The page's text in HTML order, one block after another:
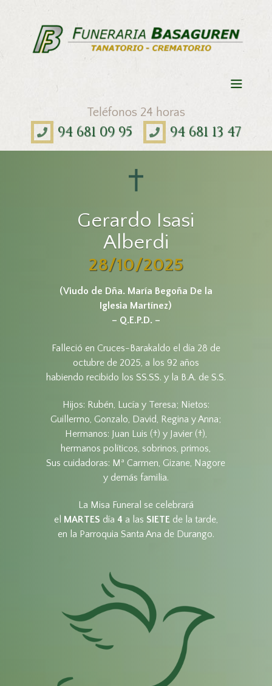
Teléfonos 24 horas
94 681 09 95 94 681 13 47
Gerardo Isasi
Alberdi
28/10/2025
(Viudo de Dña. María Begoña De la
Iglesia Martínez)
– Q.E.P.D. –
Falleció en Cruces-Barakaldo el día 28 de
octubre de 2025, a los 92 años
habiendo recibido los SS.SS. y la B.A. de S.S.
Hijos: Rubén, Lucía y Teresa; Nietos:
Guillermo, Gonzalo, David, Regina y Anna;
Hermanos: Juan Luis (†) y Javier (†),
hermanos políticos, sobrinos, primos,
Sus cuidadoras: Mª Carmen, Gizane, Nagore
y demás familia.
La Misa Funeral se celebrará
el MARTES día 4 a las SIETEde la tarde,
en la Parroquia Santa Ana de Durango.